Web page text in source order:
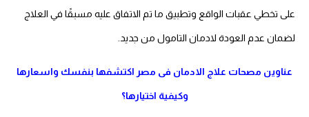
على تخطي عقبات الواقع وتطبيق ما تم الاتفاق عليه مسبقًا في العلاج
لضمان عدم العودة لادمان التامول من جديد.
عناوين مصحات علاج الادمان فى مصر اكتشفها بنفسك واسعارها
وكيفية اختيارها؟